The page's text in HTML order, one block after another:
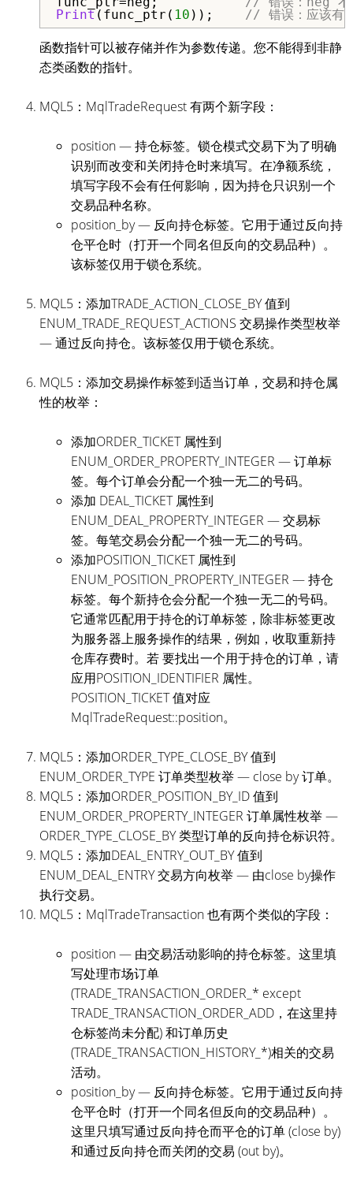
Print(func_ptr( 10 )); // 错误：应该有
函数指针可以被存储并作为参数传递。您不能得到非静
态类函数的指针。
MQL5：MqlTradeRequest 有两个新字段：
position — 持仓标签。锁仓模式交易下为了明确
识别而改变和关闭持仓时来填写。在净额系统，
填写字段不会有任何影响，因为持仓只识别一个
交易品种名称。
position_by — 反向持仓标签。它用于通过反向持
仓平仓时（打开一个同名但反向的交易品种）。
该标签仅用于锁仓系统。
MQL5：添加TRADE_ACTION_CLOSE_BY 值到
ENUM_TRADE_REQUEST_ACTIONS 交易操作类型枚举
— 通过反向持仓。该标签仅用于锁仓系统。
MQL5：添加交易操作标签到适当订单，交易和持仓属
性的枚举：
添加ORDER_TICKET 属性到
ENUM_ORDER_PROPERTY_INTEGER — 订单标
签。每个订单会分配一个独一无二的号码。
添加 DEAL_TICKET 属性到
ENUM_DEAL_PROPERTY_INTEGER — 交易标
签。每笔交易会分配一个独一无二的号码。
添加POSITION_TICKET 属性到
ENUM_POSITION_PROPERTY_INTEGER — 持仓
标签。每个新持仓会分配一个独一无二的号码。
它通常匹配用于持仓的订单标签，除非标签更改
为服务器上服务操作的结果，例如，收取重新持
仓库存费时。若 要找出一个用于持仓的订单，请
应用POSITION_IDENTIFIER 属性。
POSITION_TICKET 值对应
MqlTradeRequest::position。
MQL5：添加ORDER_TYPE_CLOSE_BY 值到
ENUM_ORDER_TYPE 订单类型枚举 — close by 订单。
MQL5：添加ORDER_POSITION_BY_ID 值到
ENUM_ORDER_PROPERTY_INTEGER 订单属性枚举 —
ORDER_TYPE_CLOSE_BY 类型订单的反向持仓标识符。
MQL5：添加DEAL_ENTRY_OUT_BY 值到
ENUM_DEAL_ENTRY 交易方向枚举 — 由close by操作
执行交易。
MQL5：MqlTradeTransaction 也有两个类似的字段：
position — 由交易活动影响的持仓标签。这里填
写处理市场订单
(TRADE_TRANSACTION_ORDER_* except
TRADE_TRANSACTION_ORDER_ADD，在这里持
仓标签尚未分配) 和订单历史
(TRADE_TRANSACTION_HISTORY_*)相关的交易
活动。
position_by — 反向持仓标签。它用于通过反向持
仓平仓时（打开一个同名但反向的交易品种）。
这里只填写通过反向持仓而平仓的订单 (close by)
和通过反向持仓而关闭的交易 (out by)。